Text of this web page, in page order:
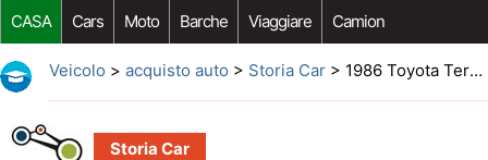
CASA Cars Moto Barche Viaggiare Camion
Riparazione Auto Acquisto Auto Car Opzioni Aftermarket
Veicolo > acquisto auto > Storia Car> 1986 Toyota Tercel Hatchback Specifiche
Storia Car